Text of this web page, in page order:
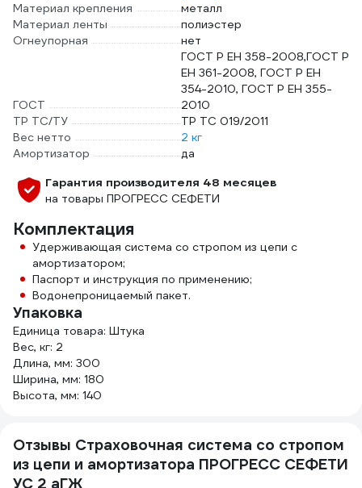
Материал крепления
металл
Материал ленты
полиэстер
Огнеупорная
нет
ГОСТ
ГОСТ Р ЕН 358-2008,ГОСТ Р
ЕН 361-2008, ГОСТ Р ЕН
354-2010, ГОСТ Р ЕН 355-
2010
ТР ТС/ТУ
ТР ТС 019/2011
Вес нетто
2 кг
Амортизатор
да
Гарантия производителя 48 месяцев
на товары ПРОГРЕСС СЕФЕТИ
Комплектация
Удерживающая система со стропом из цепи с
амортизатором;
Паспорт и инструкция по применению;
Водонепроницаемый пакет.
Упаковка
Единица товара: Штука
Вес, кг: 2
Длина, мм: 300
Ширина, мм: 180
Высота, мм: 140
Отзывы Страховочная система со стропом
из цепи и амортизатора ПРОГРЕСС СЕФЕТИ
УС 2 аГЖ